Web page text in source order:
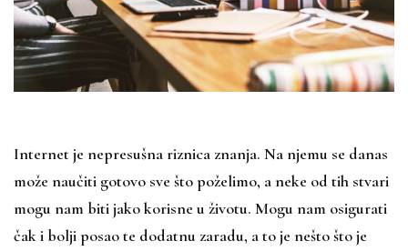
Internet je nepresušna riznica znanja. Na njemu se danas
može naučiti gotovo sve što poželimo, a neke od tih stvari
mogu nam biti jako korisne u životu. Mogu nam osigurati
čak i bolji posao te dodatnu zaradu, a to je nešto što je